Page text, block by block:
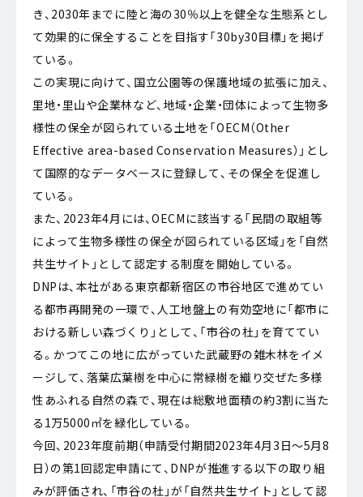
き、2030年までに陸と海の30％以上を健全な生態系とし
て効果的に保全することを目指す「30by30目標」を掲げ
ている。
この実現に向けて、国立公園等の保護地域の拡張に加え、
里地・里山や企業林など、地域・企業・団体によって生物多
様性の保全が図られている土地を「OECM（Other
Effective area-based Conservation Measures）」とし
て国際的なデータベースに登録して、その保全を促進し
ている。
また、2023年4月には、OECMに該当する「民間の取組等
によって生物多様性の保全が図られている区域」を「自然
共生サイト」として認定する制度を開始している。
DNPは、本社がある東京都新宿区の市谷地区で進めてい
る都市再開発の一環で、人工地盤上の有効空地に「都市に
おける新しい森づくり」として、「市谷の杜」を育ててい
る。かつてこの地に広がっていた武蔵野の雑木林をイメ
ージして、落葉広葉樹を中心に常緑樹を織り交ぜた多様
性あふれる自然の森で、現在は総敷地面積の約3割に当た
る1万5000㎡を緑化している。
今回、2023年度前期（申請受付期間2023年4月3日～5月8
日）の第1回認定申請にて、DNPが推進する以下の取り組
みが評価され、「市谷の杜」が「自然共生サイト」として認